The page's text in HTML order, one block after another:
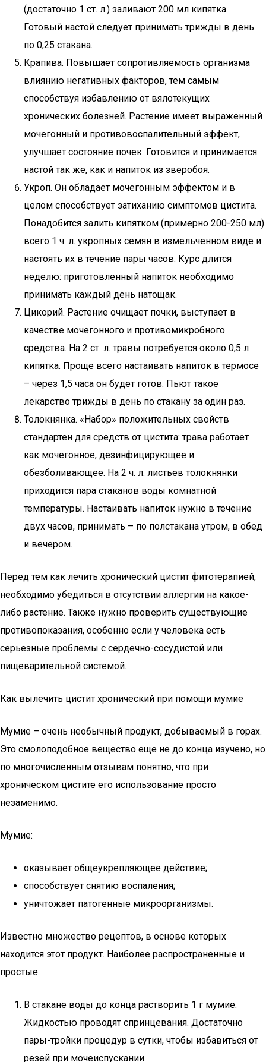
(достаточно 1 ст. л.) заливают 200 мл кипятка.
Готовый настой следует принимать трижды в день
по 0,25 стакана.
Крапива. Повышает сопротивляемость организма
влиянию негативных факторов, тем самым
способствуя избавлению от вялотекущих
хронических болезней. Растение имеет выраженный
мочегонный и противовоспалительный эффект,
улучшает состояние почек. Готовится и принимается
настой так же, как и напиток из зверобоя.
Укроп. Он обладает мочегонным эффектом и в
целом способствует затиханию симптомов цистита.
Понадобится залить кипятком (примерно 200-250 мл)
всего 1 ч. л. укропных семян в измельченном виде и
настоять их в течение пары часов. Курс длится
неделю: приготовленный напиток необходимо
принимать каждый день натощак.
Цикорий. Растение очищает почки, выступает в
качестве мочегонного и противомикробного
средства. На 2 ст. л. травы потребуется около 0,5 л
кипятка. Проще всего настаивать напиток в термосе
– через 1,5 часа он будет готов. Пьют такое
лекарство трижды в день по стакану за один раз.
Толокнянка. «Набор» положительных свойств
стандартен для средств от цистита: трава работает
как мочегонное, дезинфицирующее и
обезболивающее. На 2 ч. л. листьев толокнянки
приходится пара стаканов воды комнатной
температуры. Настаивать напиток нужно в течение
двух часов, принимать – по полстакана утром, в обед
и вечером.
Перед тем как лечить хронический цистит фитотерапией,
необходимо убедиться в отсутствии аллергии на какое-
либо растение. Также нужно проверить существующие
противопоказания, особенно если у человека есть
серьезные проблемы с сердечно-сосудистой или
пищеварительной системой.
Как вылечить цистит хронический при помощи мумие
Мумие – очень необычный продукт, добываемый в горах.
Это смолоподобное вещество еще не до конца изучено, но
по многочисленным отзывам понятно, что при
хроническом цистите его использование просто
незаменимо.
Мумие:
оказывает общеукрепляющее действие;
способствует снятию воспаления;
уничтожает патогенные микроорганизмы.
Известно множество рецептов, в основе которых
находится этот продукт. Наиболее распространенные и
простые:
В стакане воды до конца растворить 1 г мумие.
Жидкостью проводят спринцевания. Достаточно
пары-тройки процедур в сутки, чтобы избавиться от
резей при мочеиспускании.